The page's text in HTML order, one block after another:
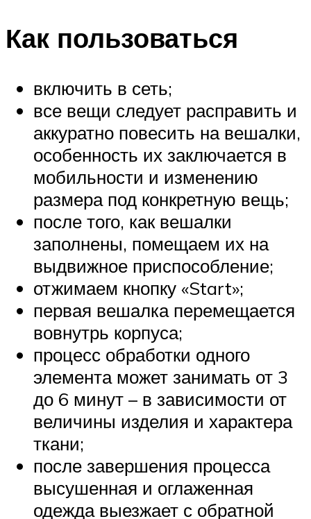
Как пользоваться
включить в сеть;
все вещи следует расправить и
аккуратно повесить на вешалки,
особенность их заключается в
мобильности и изменению
размера под конкретную вещь;
после того, как вешалки
заполнены, помещаем их на
выдвижное приспособление;
отжимаем кнопку «Start»;
первая вешалка перемещается
вовнутрь корпуса;
процесс обработки одного
элемента может занимать от 3
до 6 минут – в зависимости от
величины изделия и характера
ткани;
после завершения процесса
высушенная и оглаженная
одежда выезжает с обратной